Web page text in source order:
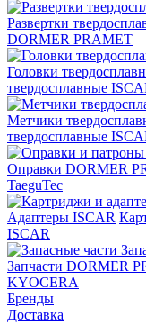
Развертки
DORMER PRAMET
Головки
твердосплавные
Метчики
твердосплавные
Оправки DORMER
TaeguTec
Адаптеры ISCAR
ISCAR
Запчасти DORMER
KYOCERA
Бренды
Доставка